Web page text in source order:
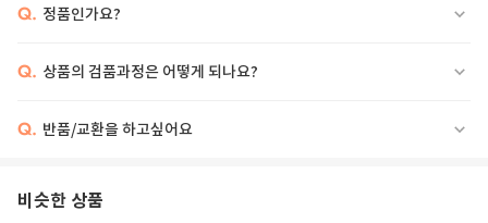
Q. 정품인가요?
Q. 상품의 검품과정은 어떻게 되나요?
Q. 반품/교환을 하고싶어요
비슷한 상품